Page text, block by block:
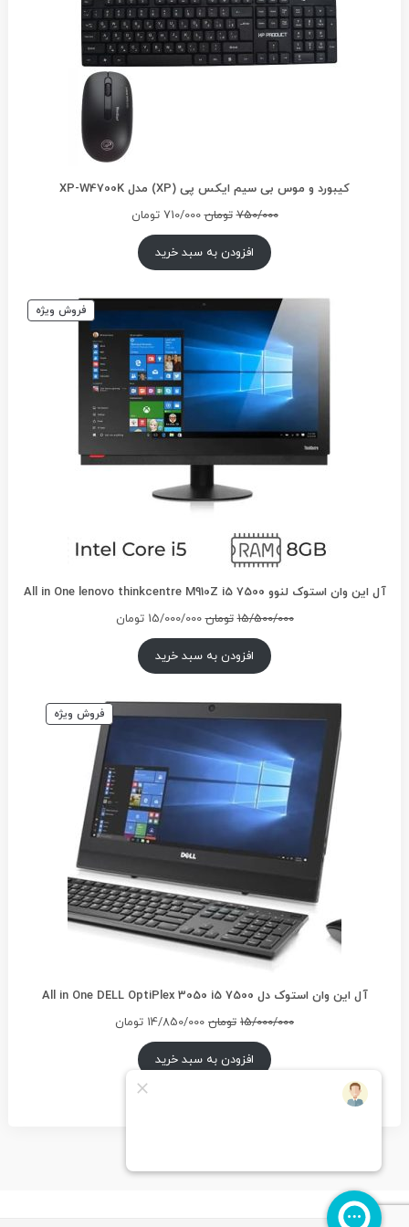
کیبورد و موس بی سیم ایکس پی (XP) مدل XP-W4700K
750/000 تومانقیمت
اصلی
750/000تومان
بود.
710/000 تومان
افزودن به سبد خرید
فروش ویژه
تخفیف
آل این وان استوک لنوو All in One lenovo thinkcentre M910Z i5 7500
15/500/000 تومانقیمت
اصلی
15/500/000تومان
بود.
15/000/000 تومان
افزودن به سبد خرید
فروش ویژه
تخفیف
آل این وان استوک دل All in One DELL OptiPlex 3050 i5 7500
15/000/000 تومان قیمت
اصلی
15/000/000تومان
بود.
14/850/000 تومان
افزودن به سبد خرید